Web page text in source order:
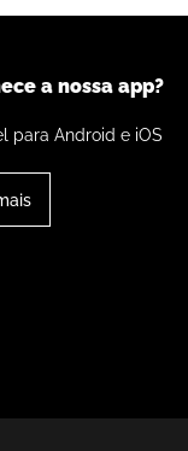
a nossa app?
para Android e iOS